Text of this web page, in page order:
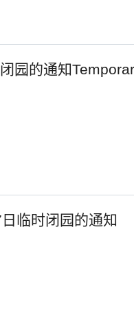
园的通知
临时闭园的通知